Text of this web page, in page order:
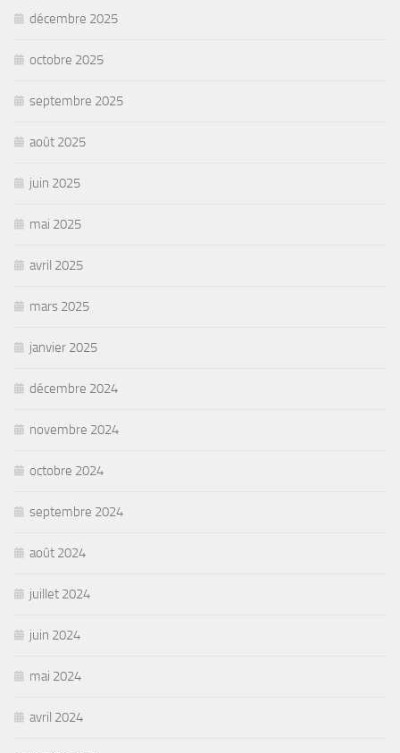
décembre 2025
octobre 2025
septembre 2025
août 2025
juin 2025
mai 2025
avril 2025
mars 2025
janvier 2025
décembre 2024
novembre 2024
octobre 2024
septembre 2024
août 2024
juillet 2024
juin 2024
mai 2024
avril 2024